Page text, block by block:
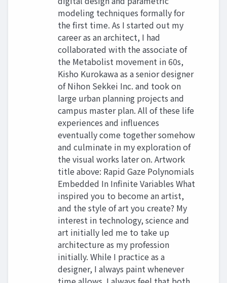
modeling techniques formally for
the first time. As I started out my
career as an architect, I had
collaborated with the associate of
the Metabolist movement in 60s,
Kisho Kurokawa as a senior designer
of Nihon Sekkei Inc. and took on
large urban planning projects and
campus master plan. All of these life
experiences and influences
eventually come together somehow
and culminate in my exploration of
the visual works later on. Artwork
title above: Rapid Gaze Polynomials
Embedded In Infinite Variables What
inspired you to become an artist,
and the style of art you create? My
interest in technology, science and
art initially led me to take up
architecture as my profession
initially. While I practice as a
designer, I always paint whenever